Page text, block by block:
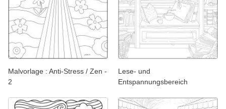
Malvorlage : Anti-Stress / Zen -
2
Lese- und
Entspannungsbereich